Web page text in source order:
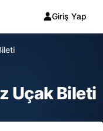
Giriş Yap
Uçak Bileti